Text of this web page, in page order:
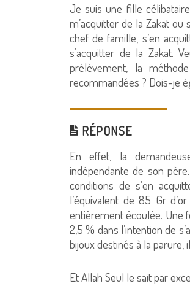
Je suis une fille
m’acquitter de la Zakat
chef de famille, s’en
s’acquitter de la Zakat.
prélèvement, la
recommandées ? Dois-je
RÉPONSE
En effet, la
indépendante de son
conditions de s’en
l’équivalent de 85 Gr
entièrement écoulée. Une
2,5 % dans l’intention de
bijoux destinés à la parure,
Et Allah Seul le sait par